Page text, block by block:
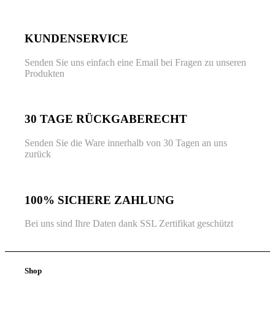
KUNDENSERVICE
Senden Sie uns einfach eine Email bei Fragen zu unseren
Produkten
30 TAGE RÜCKGABERECHT
Senden Sie die Ware innerhalb von 30 Tagen an uns
zurück
100% SICHERE ZAHLUNG
Bei uns sind Ihre Daten dank SSL Zertifikat geschützt
Shop